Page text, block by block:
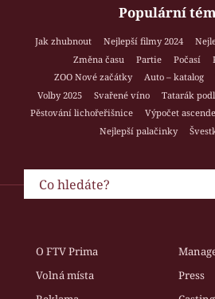
Populární
Jak zhubnout Nejlepší filmy 2024
Změna času
Partie Počasí
ZOO Nové začátky
Auto – katalog
Volby 2025
Svařené víno Tatarák
Pěstování lichořeřišnice
Výpočet
Nejlepší palačinky
O FTV Prima
Volná místa
Press